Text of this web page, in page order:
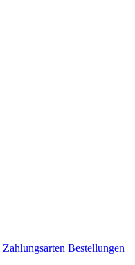
Zahlungsarten Bestellungen